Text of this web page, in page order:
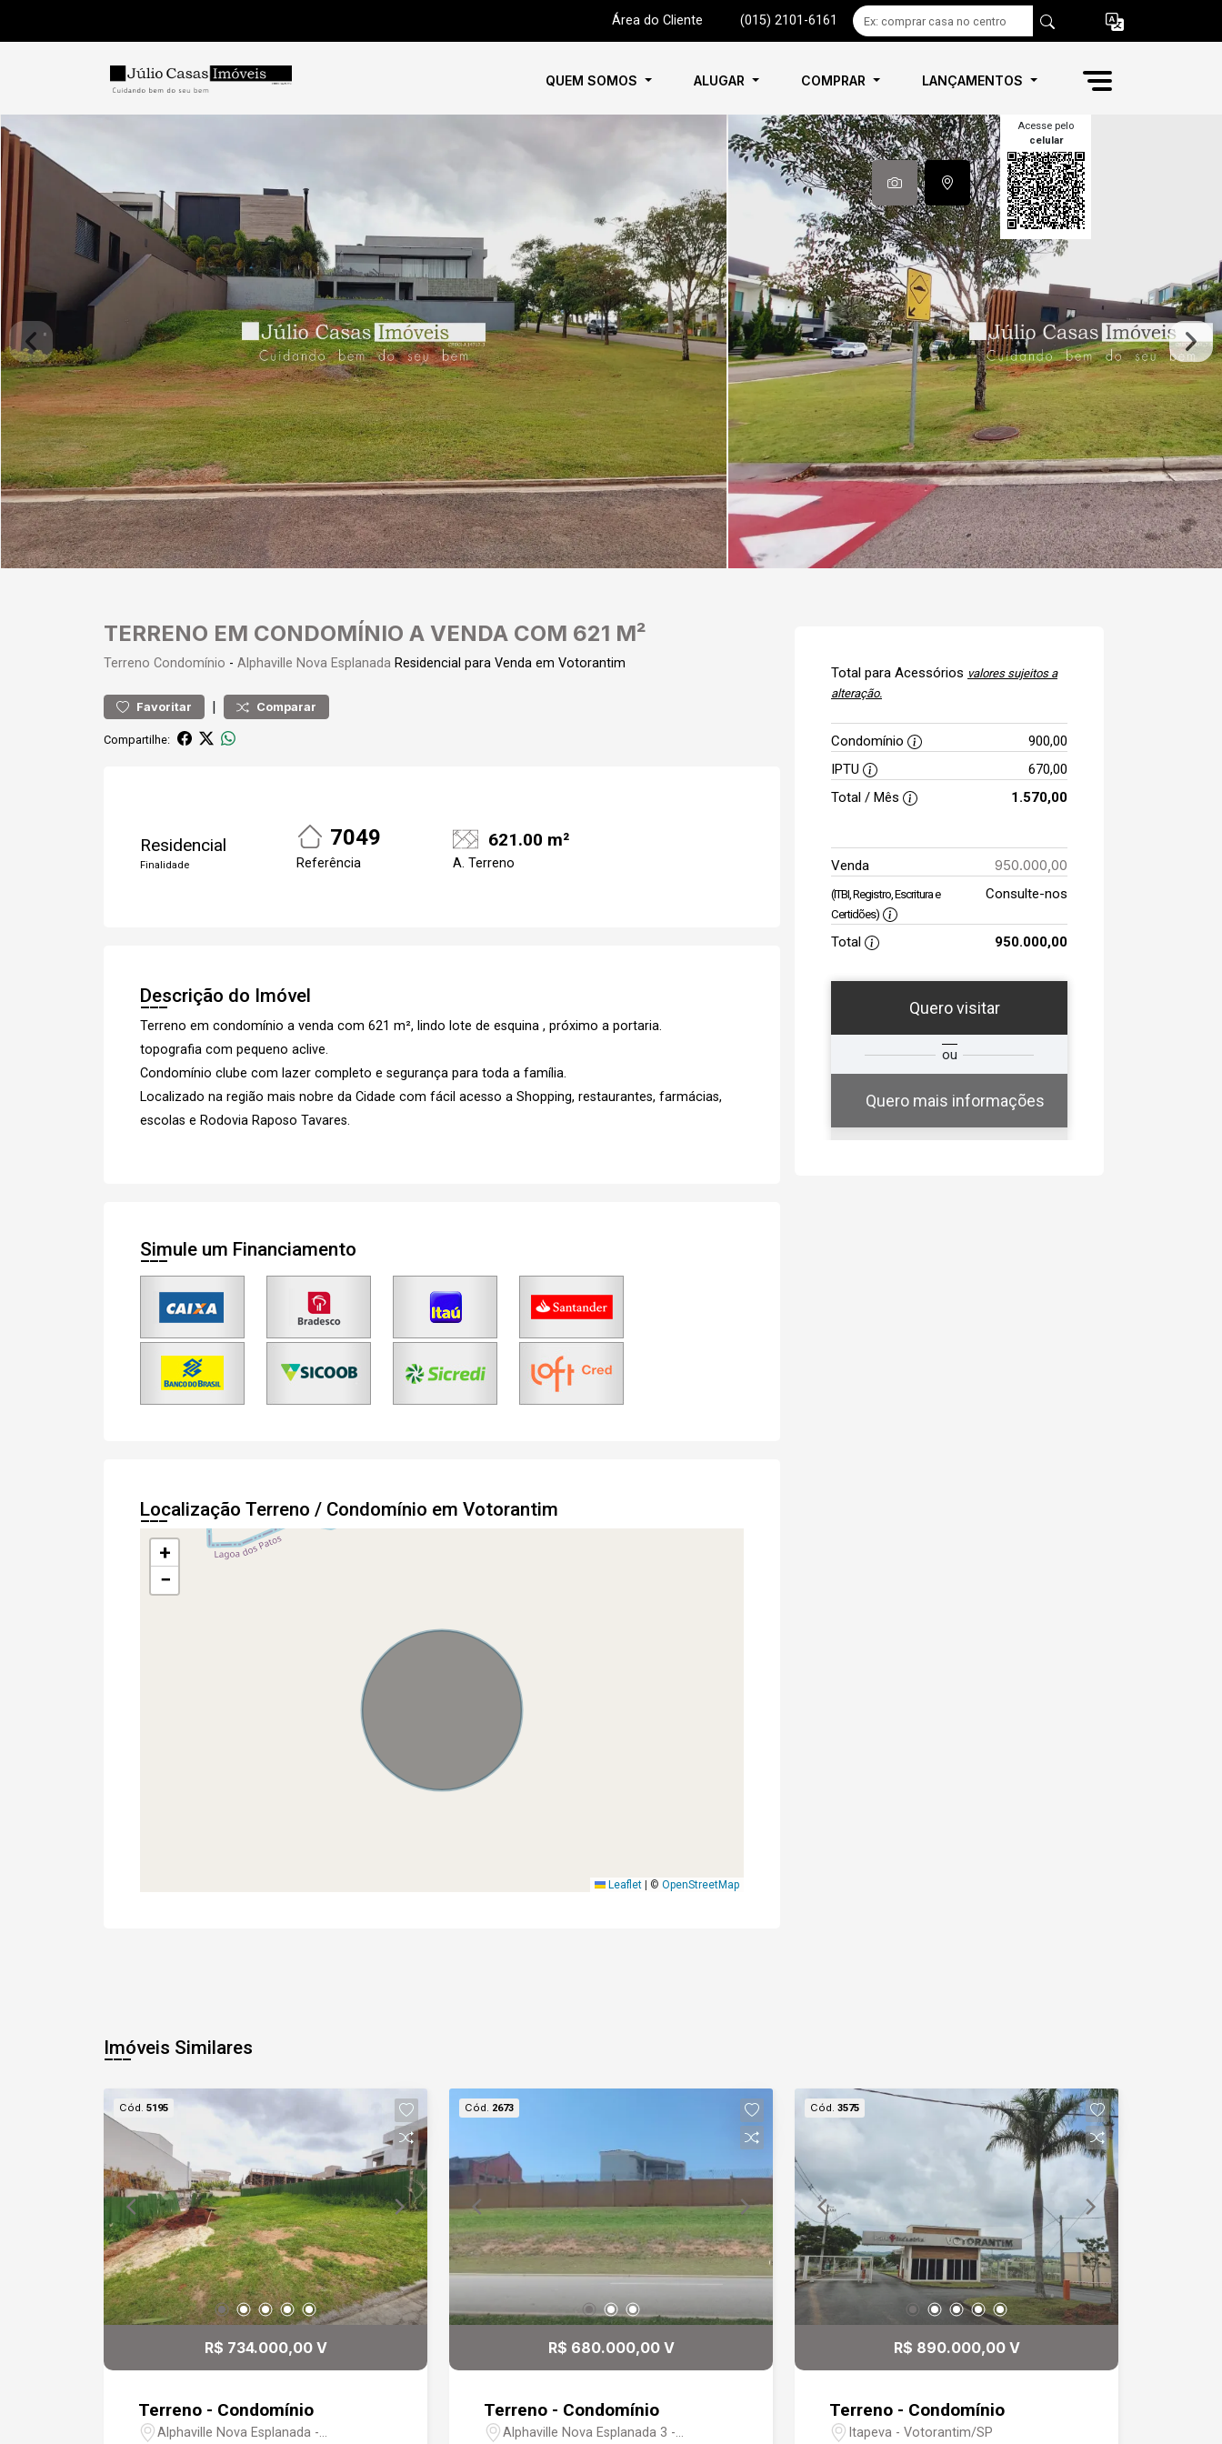
Área do Cliente (015) 2101-6161
QUEM SOMOS ALUGAR COMPRAR LANÇAMENTOS
Acesse pelo
celular
TERRENO EM CONDOMÍNIO A VENDA COM 621 M²
Terreno Condomínio - Alphaville Nova Esplanada Residencial para Venda em Votorantim
Favoritar | Comparar
Compartilhe:
Residencial
Finalidade
7049
Referência
621.00 m²
A. Terreno
Descrição do Imóvel
Terreno em condomínio a venda com 621 m², lindo lote de esquina , próximo a portaria.
topografia com pequeno aclive.
Condomínio clube com lazer completo e segurança para toda a família.
Localizado na região mais nobre da Cidade com fácil acesso a Shopping, restaurantes, farmácias,
escolas e Rodovia Raposo Tavares.
Simule um Financiamento
Localização Terreno / Condomínio em Votorantim
+
−
Leaflet © OpenStreetMap
Total para Acessórios valores sujeitos a
alteração.
Condomínio
900,00
IPTU
670,00
Total / Mês
1.570,00
Venda 950.000,00
(ITBI, Registro, Escritura e
Certidões)
Consulte-nos
Total 950.000,00
Quero visitar
ou
Quero mais informações
Qual o melhor dia e
horário para você?
Confirmar dados da
Realize o login
Esqueci minha senha
Cadastre-se
Cadastre-se
Finalizar Cadastro
Imóveis Similares
Cód. 5195
R$ 734.000,00 V
Terreno - Condomínio
Alphaville Nova Esplanada -
Cód. 2673
R$ 680.000,00 V
Terreno - Condomínio
Alphaville Nova Esplanada 3 -
Cód. 3575
R$ 890.000,00 V
Terreno - Condomínio
Itapeva - Votorantim/SP